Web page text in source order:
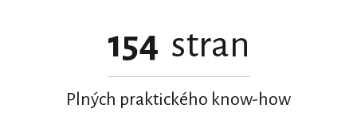
154 stran
Plných praktického know-how